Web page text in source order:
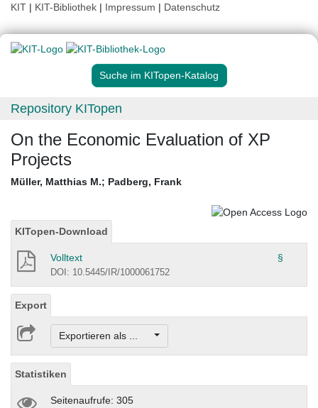
KIT | KIT-Bibliothek | Impressum | Datenschutz
Suche im KITopen-Katalog
Repository KITopen
On the Economic Evaluation of XP
Projects
Müller, Matthias M.; Padberg, Frank
KITopen-Download
Volltext §
DOI: 10.5445/IR/1000061752
Export
Exportieren als ...
Statistiken
Seitenaufrufe: 305